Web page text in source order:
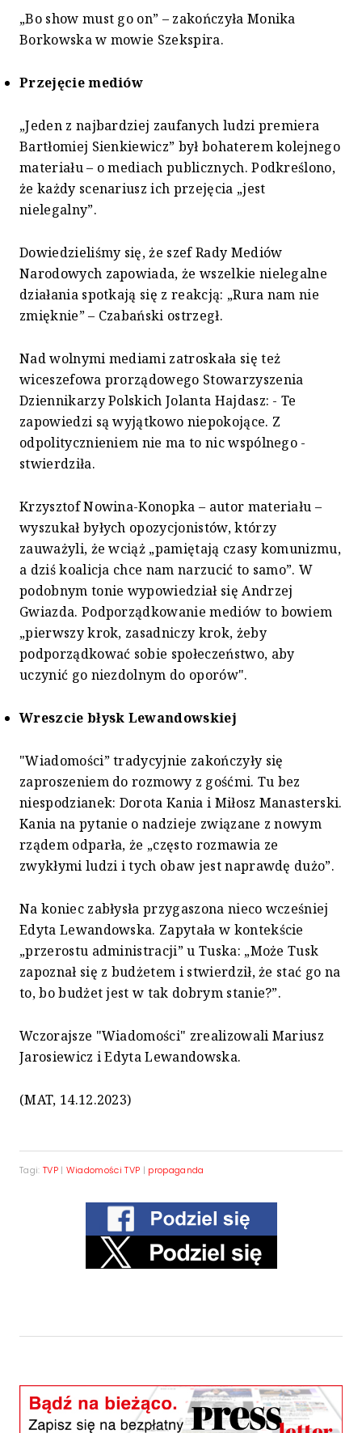
„Bo show must go on” – zakończyła Monika
Borkowska w mowie Szekspira.
Przejęcie mediów
„Jeden z najbardziej zaufanych ludzi premiera
Bartłomiej Sienkiewicz” był bohaterem kolejnego
materiału – o mediach publicznych. Podkreślono,
że każdy scenariusz ich przejęcia „jest
nielegalny”.
Dowiedzieliśmy się, że szef Rady Mediów
Narodowych zapowiada, że wszelkie nielegalne
działania spotkają się z reakcją: „Rura nam nie
zmięknie” – Czabański ostrzegł.
Nad wolnymi mediami zatroskała się też
wiceszefowa prorządowego Stowarzyszenia
Dziennikarzy Polskich Jolanta Hajdasz: - Te
zapowiedzi są wyjątkowo niepokojące. Z
odpolitycznieniem nie ma to nic wspólnego -
stwierdziła.
Krzysztof Nowina-Konopka – autor materiału –
wyszukał byłych opozycjonistów, którzy
zauważyli, że wciąż „pamiętają czasy komunizmu,
a dziś koalicja chce nam narzucić to samo”. W
podobnym tonie wypowiedział się Andrzej
Gwiazda. Podporządkowanie mediów to bowiem
„pierwszy krok, zasadniczy krok, żeby
podporządkować sobie społeczeństwo, aby
uczynić go niezdolnym do oporów".
Wreszcie błysk Lewandowskiej
"Wiadomości” tradycyjnie zakończyły się
zaproszeniem do rozmowy z gośćmi. Tu bez
niespodzianek: Dorota Kania i Miłosz Manasterski.
Kania na pytanie o nadzieje związane z nowym
rządem odparła, że „często rozmawia ze
zwykłymi ludzi i tych obaw jest naprawdę dużo”.
Na koniec zabłysła przygaszona nieco wcześniej
Edyta Lewandowska. Zapytała w kontekście
„przerostu administracji” u Tuska: „Może Tusk
zapoznał się z budżetem i stwierdził, że stać go na
to, bo budżet jest w tak dobrym stanie?”.
Wczorajsze "Wiadomości" zrealizowali Mariusz
Jarosiewicz i Edyta Lewandowska.
(MAT, 14.12.2023)
Tagi: TVP| Wiadomości TVP | propaganda